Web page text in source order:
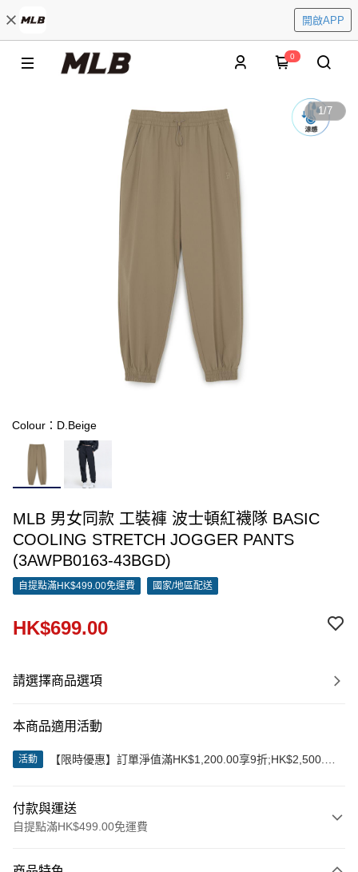
開啟APP
0
1/7
Colour：D.Beige
MLB 男女同款 工裝褲 波士頓紅襪隊 BASIC
COOLING STRETCH JOGGER PANTS
(3AWPB0163-43BGD)
自提點滿HK$499.00免運費 國家/地區配送
HK$699.00
請選擇商品選項
本商品適用活動
活動
【限時優惠】訂單淨值滿HK$1,200.00享9折;HK$2,500.00
付款與運送
自提點滿HK$499.00免運費